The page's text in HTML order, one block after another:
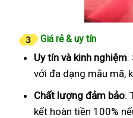
Giá rẻ & uy tín
Uy tín và kinh nghiệm:
với đa dạng mẫu mã,
Chất lượng đảm bảo:
kết hoàn tiền 100%